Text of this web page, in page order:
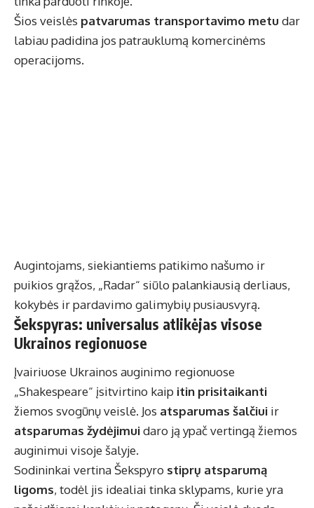
Šios veislės patvarumas transportavimo metu dar
labiau padidina jos patrauklumą komercinėms
operacijoms.
Augintojams, siekiantiems patikimo našumo ir
puikios grąžos, „Radar“ siūlo palankiausią derliaus,
kokybės ir pardavimo galimybių pusiausvyrą.
Šekspyras: universalus atlikėjas visose
Ukrainos regionuose
Įvairiuose Ukrainos auginimo regionuose
„Shakespeare“ įsitvirtino kaip itin prisitaikanti
žiemos svogūnų veislė. Jos atsparumas šalčiui ir
atsparumas žydėjimuidaro ją ypač vertingą žiemos
auginimui visoje šalyje.
Sodininkai vertina Šekspyro stiprų atsparumą
ligoms, todėl jis idealiai tinka sklypams, kurie yra